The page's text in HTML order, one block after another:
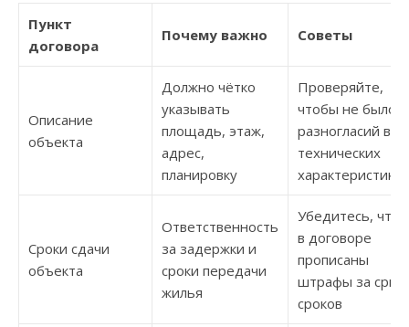
Пункт
договора
Почему важно Советы
Описание
объекта
Должно чётко
указывать
площадь, этаж,
адрес,
планировку
Проверяйте,
чтобы не было
разногласий в
технических
характеристиках
Сроки сдачи
объекта
Ответственность
за задержки и
сроки передачи
жилья
Убедитесь, что
в договоре
прописаны
штрафы за срыв
сроков